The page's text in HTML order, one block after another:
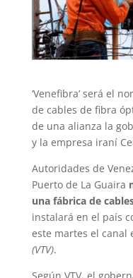
‘Venefibra’ será el
de cables de fibra
de una alianza la
y la empresa iraní
Autoridades de
Puerto de La Guaira
una fábrica de
instalará en el país
este martes el canal
(VTV).